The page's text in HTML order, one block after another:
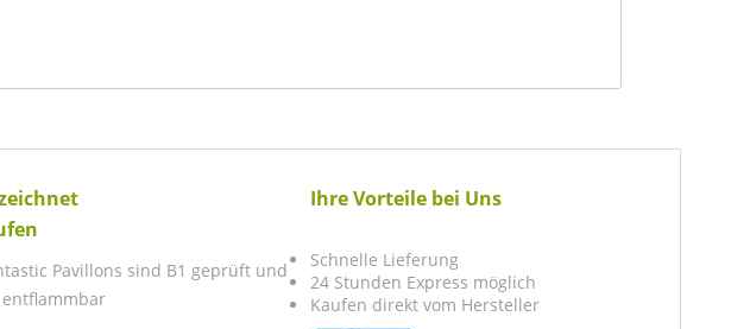
Pavillons sind B1 geprüft und
Ihre Vorteile bei Uns
Schnelle Lieferung
24 Stunden Express möglich
Kaufen direkt vom Hersteller